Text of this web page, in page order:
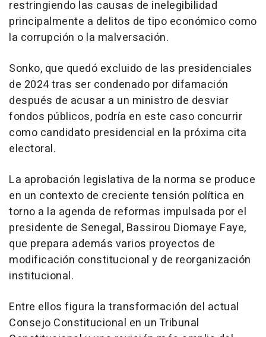
restringiendo las causas de inelegibilidad
principalmente a delitos de tipo económico como
la corrupción o la malversación.
Sonko, que quedó excluido de las presidenciales
de 2024 tras ser condenado por difamación
después de acusar a un ministro de desviar
fondos públicos, podría en este caso concurrir
como candidato presidencial en la próxima cita
electoral.
La aprobación legislativa de la norma se produce
en un contexto de creciente tensión política en
torno a la agenda de reformas impulsada por el
presidente de Senegal, Bassirou Diomaye Faye,
que prepara además varios proyectos de
modificación constitucional y de reorganización
institucional.
Entre ellos figura la transformación del actual
Consejo Constitucional en un Tribunal